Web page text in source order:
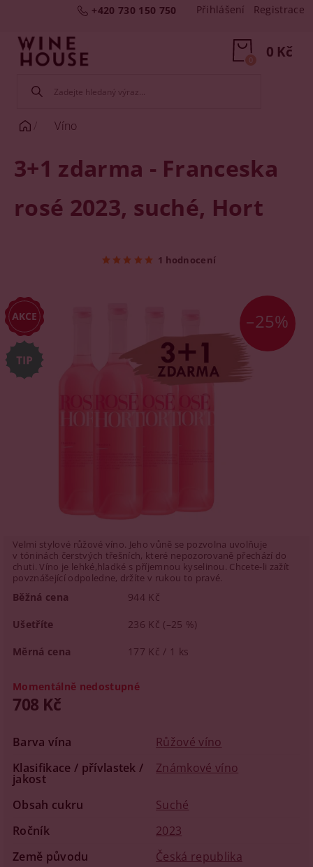
+420 730 150 750 Přihlášení Registrace
0 Kč
0
Víno
3+1 zdarma - Franceska
rosé 2023, suché, Hort
1 hodnocení
–25%
Velmi stylové růžové víno. Jeho vůně se pozvolna uvolňuje
v tóninách čerstvých třešních, které nepozorovaně přechází do
chuti. Víno je lehké,hladké s příjemnou kyselinou. Chcete-li zažít
povznášející odpoledne, držíte v rukou to pravé.
Momentálně nedostupné
Běžná cena 944 Kč
Ušetříte 236 Kč (–25 %)
Měrná cena 177 Kč / 1 ks
708 Kč
Barva vína
Růžové víno
Klasifikace / přívlastek /
jakost
Známkové víno
Obsah cukru
Suché
Ročník
2023
Země původu
Česká republika